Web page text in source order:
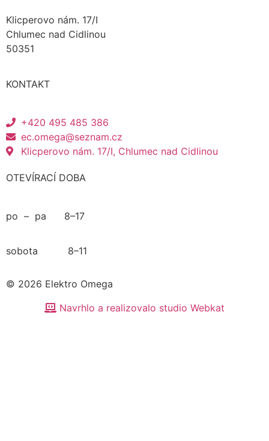
Klicperovo nám. 17/I
Chlumec nad Cidlinou
50351
KONTAKT
+420 495 485 386
ec.omega@seznam.cz
Klicperovo nám. 17/I, Chlumec nad Cidlinou
OTEVÍRACÍ DOBA
po – pa 8–17
sobota 8–11
© 2026 Elektro Omega
Navrhlo a realizovalo studio Webkat